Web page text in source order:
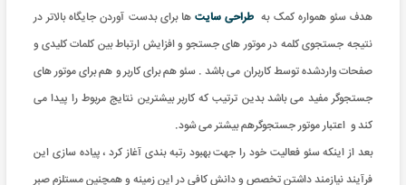
هدف سئو همواره کمک به طراحی سایت ها برای بدست آوردن جایگاه بالاتر در
نتیجه جستجوی کلمه در موتور های جستجو و افزایش ارتباط بین کلمات کلیدی و
صفحات واردشده توسط کاربران می باشد . سئو هم برای کاربر و هم برای موتور های
جستجوگر مفید می باشد بدین ترتیب که کاربر بیشترین نتایج مربوط را پیدا می
کند و اعتبار موتور جستجوگرهم بیشتر می شود.
بعد از اینکه سئو فعالیت خود را جهت بهبود رتبه بندی آغاز کرد ، پیاده سازی این
فرآیند نیازمند داشتن تخصص و دانش کافی در این زمینه و همچنین مستلزم صبر